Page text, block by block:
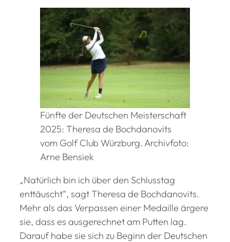
Fünfte der Deutschen Meisterschaft
2025: Theresa de Bochdanovits
vom Golf Club Würzburg. Archivfoto:
Arne Bensiek
„Natürlich bin ich über den Schlusstag
enttäuscht“, sagt Theresa de Bochdanovits.
Mehr als das Verpassen einer Medaille ärgere
sie, dass es ausgerechnet am Putten lag.
Darauf habe sie sich zu Beginn der Deutschen